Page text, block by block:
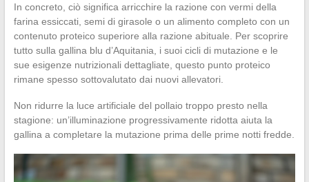
In concreto, ciò significa arricchire la razione con vermi della
farina essiccati, semi di girasole o un alimento completo con un
contenuto proteico superiore alla razione abituale. Per scoprire
tutto sulla gallina blu d’Aquitania, i suoi cicli di mutazione e le
sue esigenze nutrizionali dettagliate, questo punto proteico
rimane spesso sottovalutato dai nuovi allevatori.
Non ridurre la luce artificiale del pollaio troppo presto nella
stagione: un’illuminazione progressivamente ridotta aiuta la
gallina a completare la mutazione prima delle prime notti fredde.